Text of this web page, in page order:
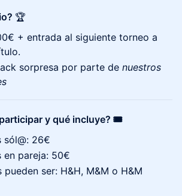
🏆
+ entrada al siguiente torneo a
sorpresa por parte de nuestros
y qué incluye? 🎟️
sól@: 26€
en pareja: 50€
pueden ser: H&H, M&M o H&M